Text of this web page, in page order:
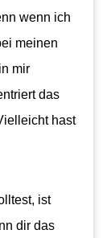
wenn ich
meinen
mir
das
hast
ist
dir das